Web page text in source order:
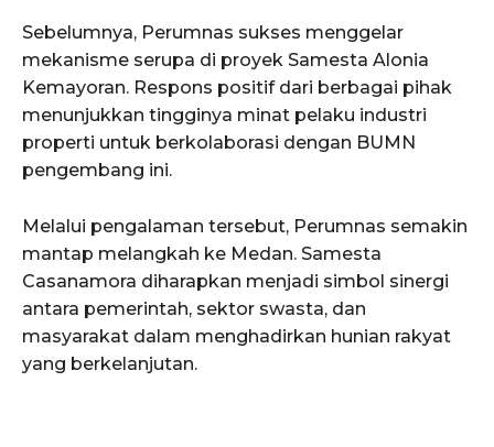
Sebelumnya, Perumnas sukses menggelar
mekanisme serupa di proyek Samesta Alonia
Kemayoran. Respons positif dari berbagai pihak
menunjukkan tingginya minat pelaku industri
properti untuk berkolaborasi dengan BUMN
pengembang ini.
Melalui pengalaman tersebut, Perumnas semakin
mantap melangkah ke Medan. Samesta
Casanamora diharapkan menjadi simbol sinergi
antara pemerintah, sektor swasta, dan
masyarakat dalam menghadirkan hunian rakyat
yang berkelanjutan.